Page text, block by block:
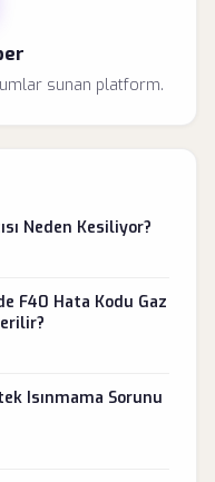
sunan platform.
Neden Kesiliyor?
F40 Hata Kodu Gaz
Isınmama Sorunu